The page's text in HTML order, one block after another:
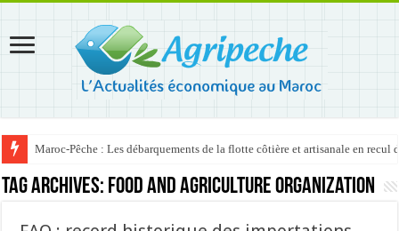
Maroc-Pêche : Les débarquements de la flotte côtière et artisanale en recul
Tag Archives: Food and Agriculture Organization